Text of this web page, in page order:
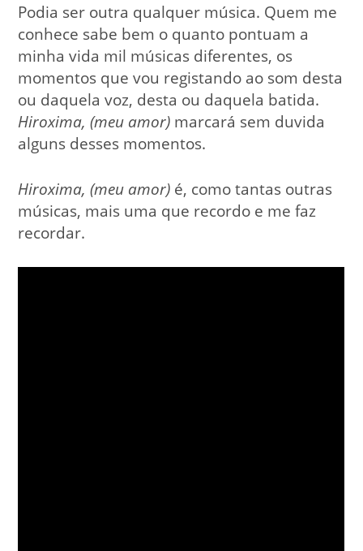
Podia ser outra qualquer música. Quem me
conhece sabe bem o quanto pontuam a
minha vida mil músicas diferentes, os
momentos que vou registando ao som desta
ou daquela voz, desta ou daquela batida.
Hiroxima, (meu amor) marcará sem duvida
alguns desses momentos.
Hiroxima, (meu amor) é, como tantas outras
músicas, mais uma que recordo e me faz
recordar.